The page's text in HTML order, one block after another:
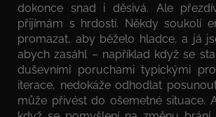
dokonce snad i děsivá. Ale
přijímám s hrdostí. Někdy soukolí
promazat, aby běželo hladce, a já
abych zasáhl – například když se
duševními poruchami typickými
iterace, nedokáže odhodlat
může přivést do ošemetné situace.